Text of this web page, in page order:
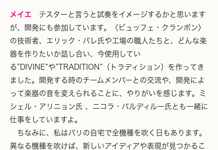
メイエ
テスターと言うと試奏をイメージするかと思います
が、開発にも参加しています。〈ビュッフェ・クランポン〉
の技術者、エリック・バレ氏や工場の職人たちと、どんな楽
器を作りたいか話し合い、今使用してい
る”DIVINE”や”TRADITION”（トラディション）を作ってき
ました。開発する時のチームメンバーとの交流や、開発によ
って楽器の音を変えられることに、やりがいを感じます。ミ
シェル・アリニョン氏 、ニコラ・バルディルー氏とも一緒に
仕事をしていますよ。
ちなみに、私はパリの自宅で全機種を吹く日もあります。
異なる機種を吹けば、新しいアイディアや表現が見つかるこ